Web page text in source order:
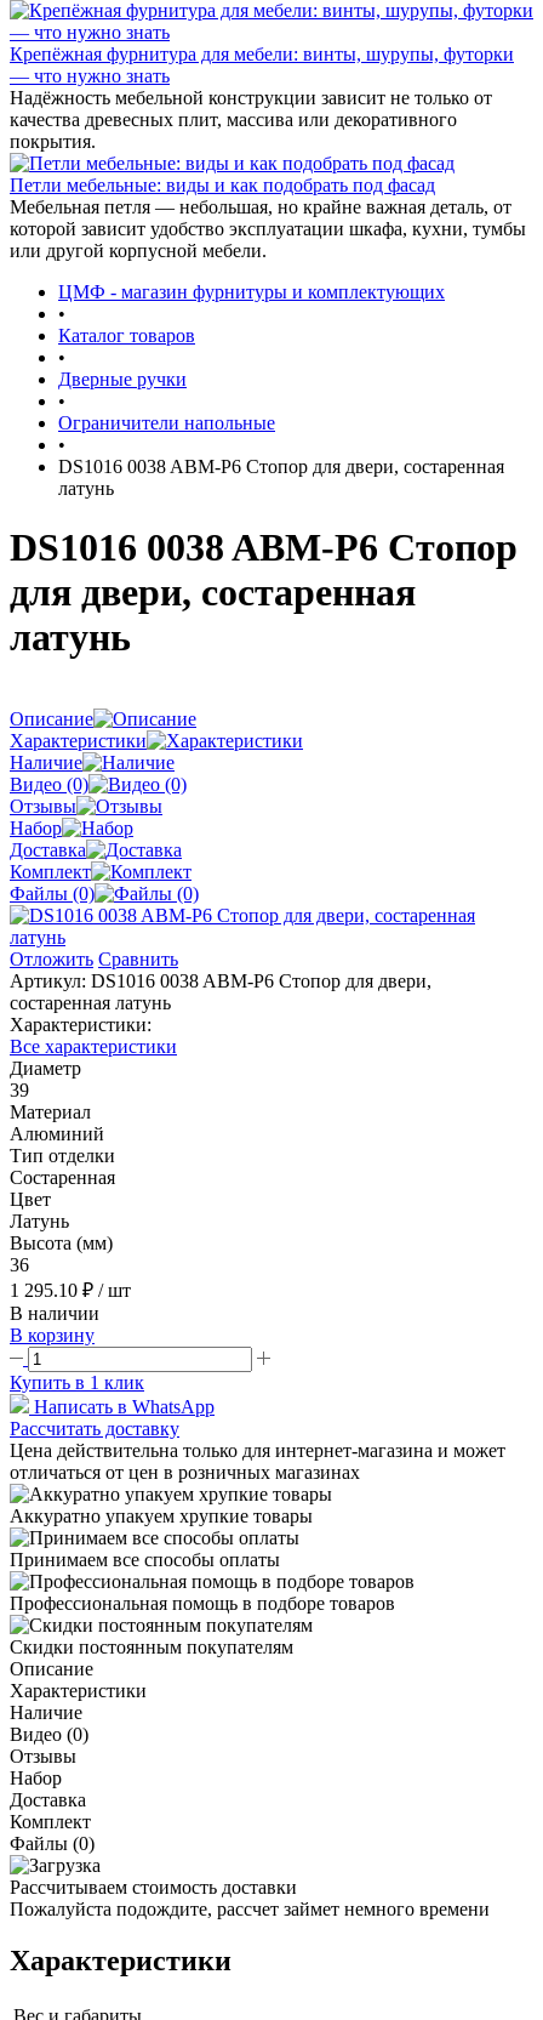
Крепёжная фурнитура для мебели: винты, шурупы, футорки
— что нужно знать
Надёжность мебельной конструкции зависит не только от
качества древесных плит, массива или декоративного
покрытия.
Петли мебельные: виды и как подобрать под фасад
Мебельная петля — небольшая, но крайне важная деталь, от
которой зависит удобство эксплуатации шкафа, кухни, тумбы
или другой корпусной мебели.
ЦМФ - магазин фурнитуры и комплектующих
•
Каталог товаров
•
Дверные ручки
•
Ограничители напольные
•
DS1016 0038 ABM-P6 Стопор для двери, состаренная
латунь
DS1016 0038 ABM-P6 Стопор
для двери, состаренная
латунь
Описание
Характеристики
Наличие
Видео (0)
Отзывы
Набор
Доставка
Комплект
Файлы (0)
Отложить Сравнить
Артикул: DS1016 0038 ABM-P6 Стопор для двери,
состаренная латунь
Характеристики:
Все характеристики
Диаметр
39
Материал
Алюминий
Тип отделки
Состаренная
Цвет
Латунь
Высота (мм)
36
1 295.10 ₽ / шт
В наличии
В корзину
Купить в 1 клик
Написать в WhatsApp
Рассчитать доставку
Цена действительна только для интернет-магазина и может
отличаться от цен в розничных магазинах
Аккуратно упакуем хрупкие товары
Принимаем все способы оплаты
Профессиональная помощь в подборе товаров
Скидки постоянным покупателям
Описание
Характеристики
Наличие
Видео (0)
Отзывы
Набор
Доставка
Комплект
Файлы (0)
Рассчитываем стоимость доставки
Пожалуйста подождите, рассчет займет немного времени
Характеристики
Вес и габариты